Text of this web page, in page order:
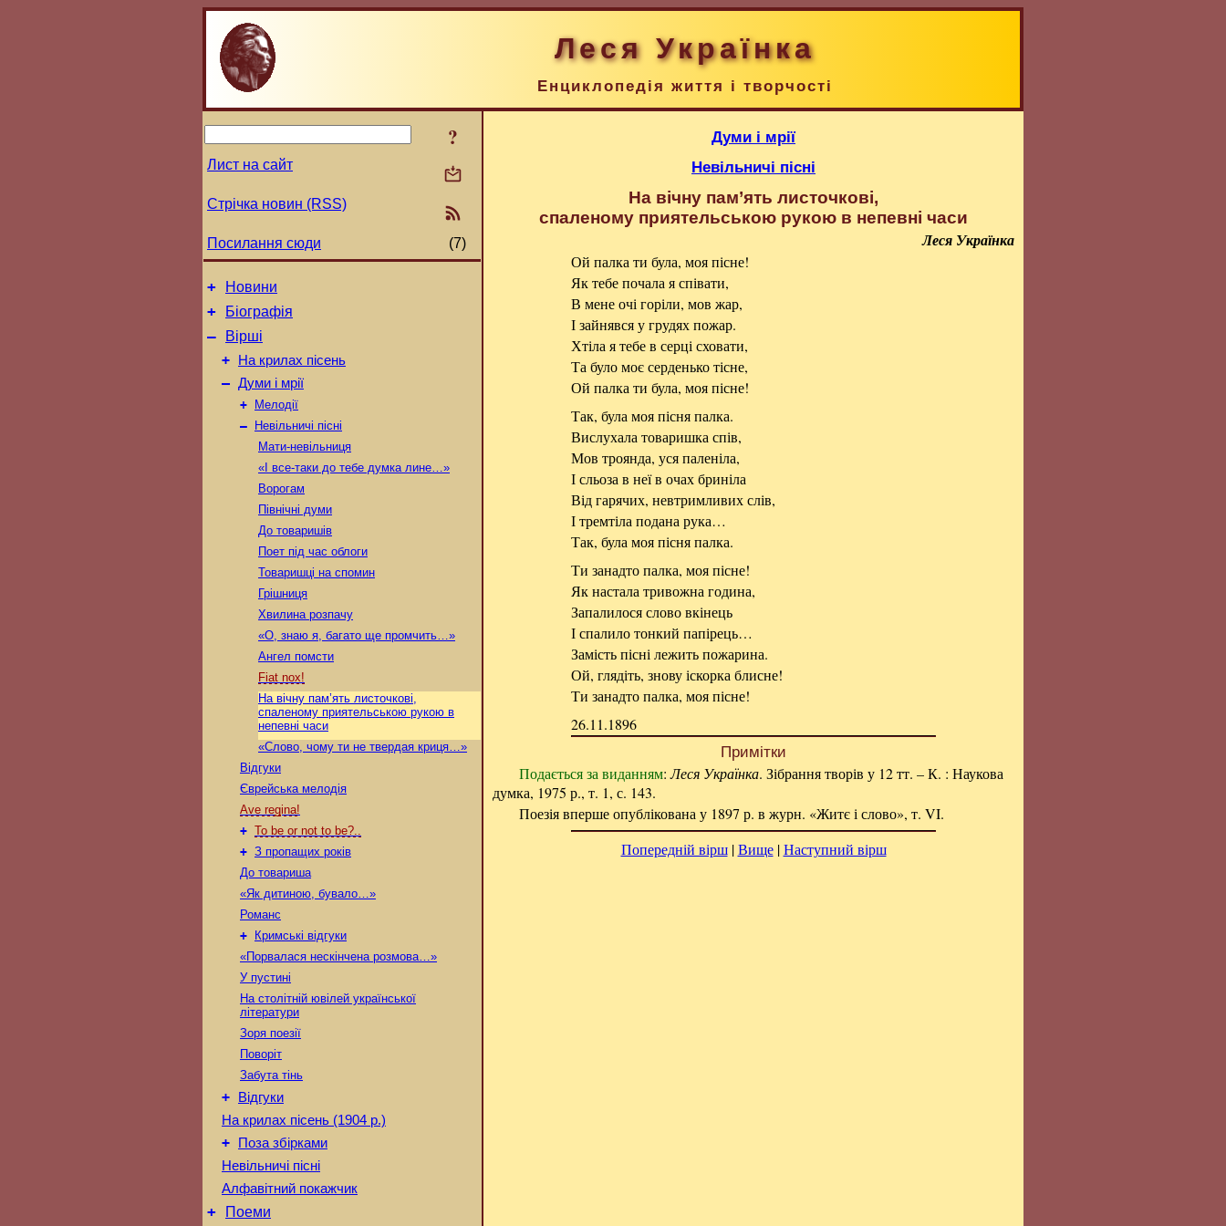
Леся Українка
Енциклопедія життя і творчості
?
Лист на сайт
Стрічка новин (RSS)
Посилання сюди (7)
+ Новини
+ Біографія
–
Вірші
+
На крилах пісень
– Думи і мрії
+
Мелодії
–
Невільничі пісні
Мати-невільниця
«І все-таки до тебе думка лине…»
Ворогам
Північні думи
До товаришів
Поет під час облоги
Товаришці на спомин
Грішниця
Хвилина розпачу
«О, знаю я, багато ще промчить…»
Ангел помсти
Fiat nox!
На вічну пам’ять листочкові,
спаленому приятельською рукою в
непевні часи
«Слово, чому ти не твердая криця…»
Відгуки
Єврейська мелодія
Ave regina!
+ To be or not to be?..
+ З пропащих років
До товариша
«Як дитиною, бувало…»
Романс
+
Кримські відгуки
«Порвалася нескінчена розмова…»
У пустині
На столітній ювілей української
літератури
Зоря поезії
Поворіт
Забута тінь
+
Відгуки
На крилах пісень (1904 р.)
+
Поза збірками
Невільничі пісні
Алфавітний покажчик
+ Поеми
Думи і мрії
Невільничі пісні
На вічну пам’ять листочкові,
спаленому приятельською рукою в непевні часи
Леся Українка
Ой палка ти була, моя пісне!
Як тебе почала я співати,
В мене очі горіли, мов жар,
І зайнявся у грудях пожар.
Хтіла я тебе в серці сховати,
Та було моє серденько тісне,
Ой палка ти була, моя пісне!
Так, була моя пісня палка.
Вислухала товаришка спів,
Мов троянда, уся паленіла,
І сльоза в неї в очах бриніла
Від гарячих, невтримливих слів,
І тремтіла подана рука…
Так, була моя пісня палка.
Ти занадто палка, моя пісне!
Як настала тривожна година,
Запалилося слово вкінець
І спалило тонкий папірець…
Замість пісні лежить пожарина.
Ой, глядіть, знову іскорка блисне!
Ти занадто палка, моя пісне!
26.11.1896
Примітки
Подається за виданням:Леся Українка. Зібрання творів у 12 тт. – К. : Наукова
думка, 1975 р., т. 1, с. 143.
Поезія вперше опублікована у 1897 р. в журн. «Житє і слово», т. VI.
Попередній вірш|Вище|Наступний вірш